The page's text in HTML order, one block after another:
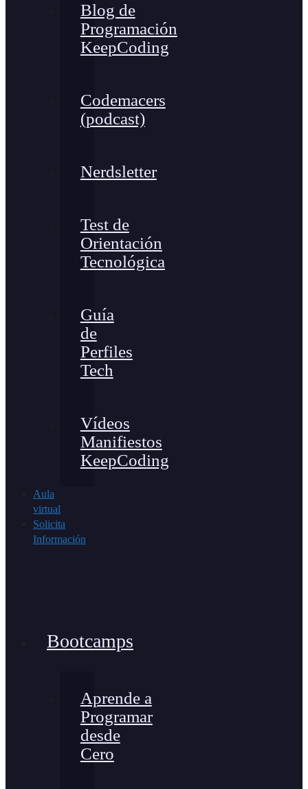
Blog de
Programación
KeepCoding
Codemacers
(podcast)
Nerdsletter
Test de
Orientación
Tecnológica
Guía
de
Perfiles
Tech
Vídeos
Manifiestos
KeepCoding
Aula
virtual
Solicita
Información
Bootcamps
Aprende a
Programar
desde
Cero